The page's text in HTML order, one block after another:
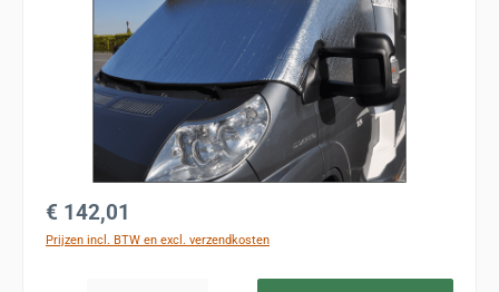
Normale prijs:
€ 142,01
Prijzen incl. BTW en excl. verzendkosten